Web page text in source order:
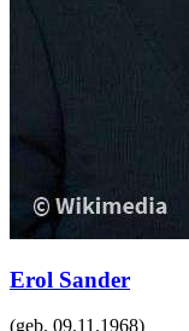
Erol Sander
(geb. 09.11.1968)